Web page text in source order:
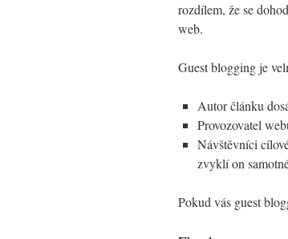
rozdílem, že se
web.
Guest blogging je
Autor článku
Provozovatel
Návštěvníci
zvyklí on
Pokud vás guest